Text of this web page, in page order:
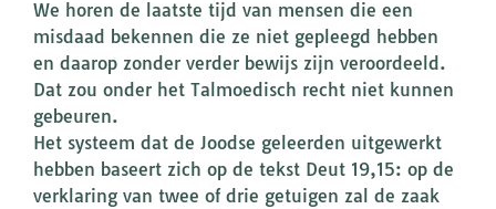
We horen de laatste tijd van mensen die een
misdaad bekennen die ze niet gepleegd hebben
en daarop zonder verder bewijs zijn veroordeeld.
Dat zou onder het Talmoedisch recht niet kunnen
gebeuren.
Het systeem dat de Joodse geleerden uitgewerkt
hebben baseert zich op de tekst Deut 19,15: op de
verklaring van twee of drie getuigen zal de zaak